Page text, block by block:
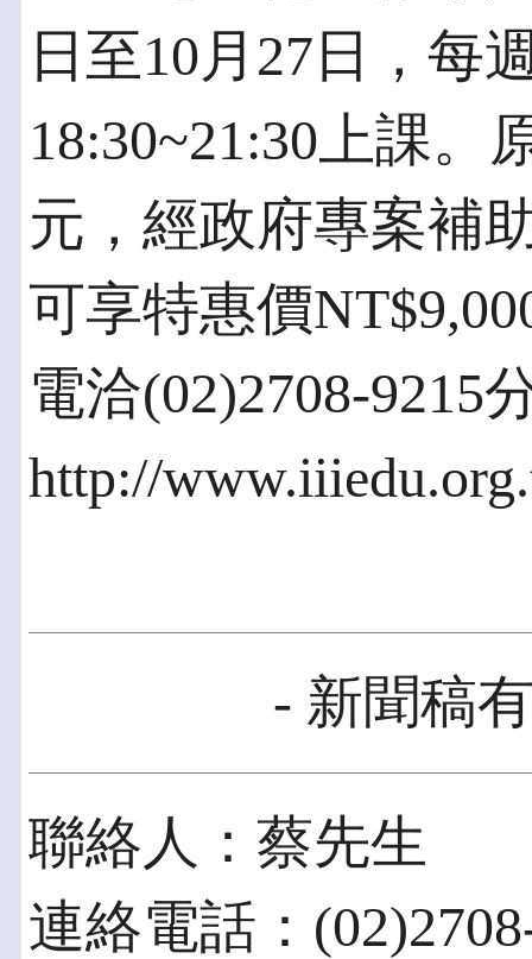
日至10月27日，每
18:30~21:30上課。
元，經政府專案補
可享特惠價
電洽(02)2708-9215
http://
- 新聞稿
聯絡人：蔡先生
連絡電話：